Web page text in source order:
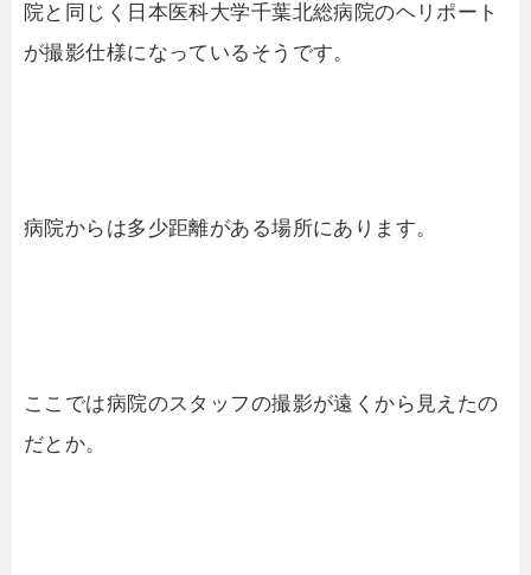
院と同じく日本医科大学千葉北総病院のヘリポート
が撮影仕様になっているそうです。
病院からは多少距離がある場所にあります。
ここでは病院のスタッフの撮影が遠くから見えたの
だとか。